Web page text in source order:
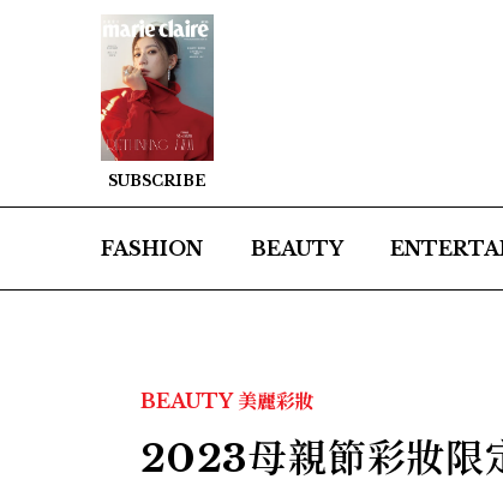
SUBSCRIBE
FASHION BEAUTY
BEAUTY 美麗彩妝
2023母親節彩妝限